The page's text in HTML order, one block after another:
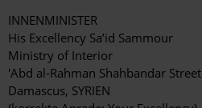
INNENMINISTER
His Excellency Sa’id Sammour
Ministry of Interior
'Abd al-Rahman Shahbandar Street
Damascus, SYRIEN